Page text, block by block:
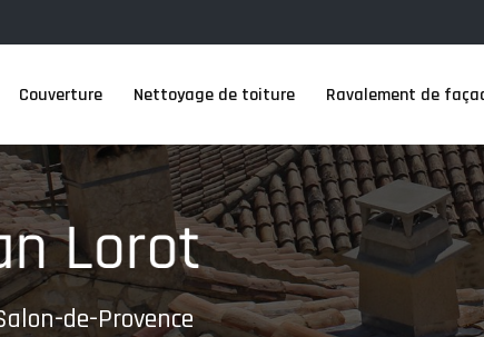
Couverture
Nettoyage de toiture Ravalement de
de-Provence